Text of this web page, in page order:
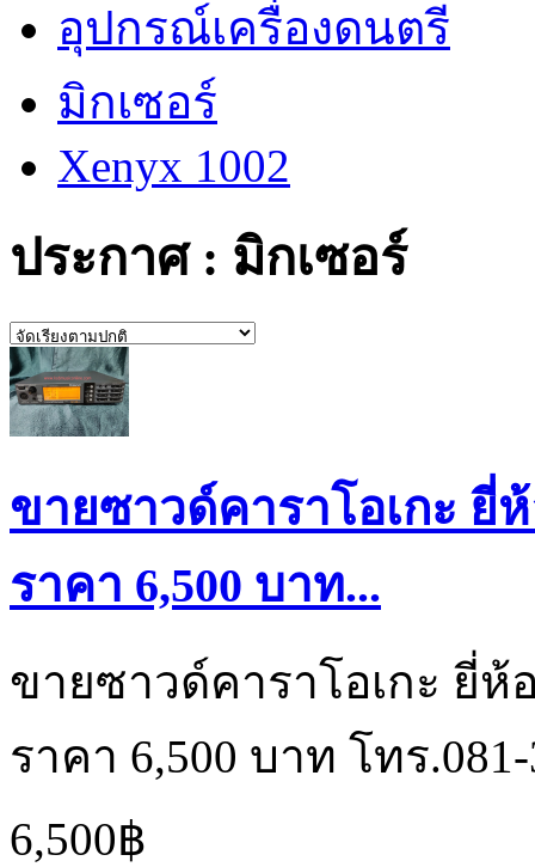
อุปกรณ์เครื่องดนตรี
มิกเซอร์
Xenyx 1002
ประกาศ : มิกเซอร์
ขายซาวด์คาราโอเกะ ยี่
ราคา 6,500 บาท...
ขายซาวด์คาราโอเกะ ยี่ห้
ราคา 6,500 บาท โทร.081-
6,500฿